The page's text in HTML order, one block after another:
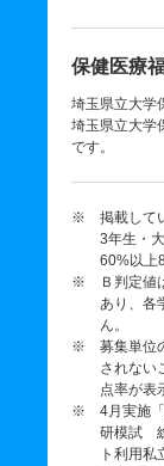
保健医療
埼玉県立大学
埼玉県立大学
です。
※ 掲載してい
3年生・
60%以上
※ Ｂ判定値は
あり、各
ん。
※ 募集単位の
されない
点率が表
※ 4月実施「
研模試
ト利用